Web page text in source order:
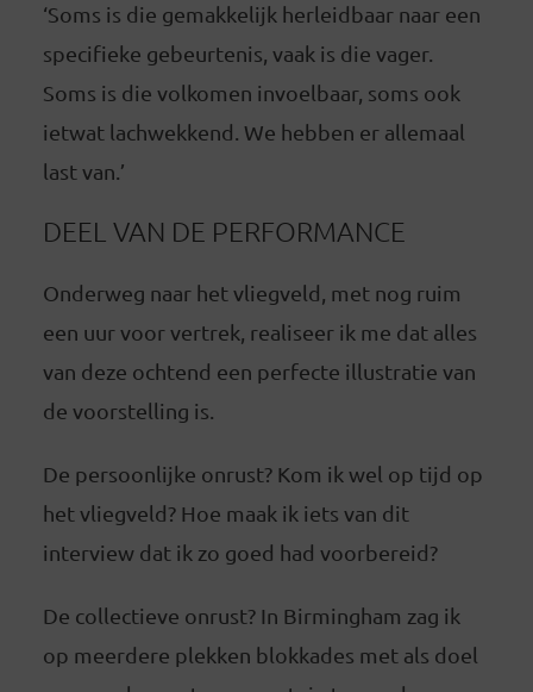
‘Soms is die gemakkelijk herleidbaar naar een
specifieke gebeurtenis, vaak is die vager.
Soms is die volkomen invoelbaar, soms ook
ietwat lachwekkend. We hebben er allemaal
last van.’
DEEL VAN DE PERFORMANCE
Onderweg naar het vliegveld, met nog ruim
een uur voor vertrek, realiseer ik me dat alles
van deze ochtend een perfecte illustratie van
de voorstelling is.
De persoonlijke onrust? Kom ik wel op tijd op
het vliegveld? Hoe maak ik iets van dit
interview dat ik zo goed had voorbereid?
De collectieve onrust? In Birmingham zag ik
op meerdere plekken blokkades met als doel